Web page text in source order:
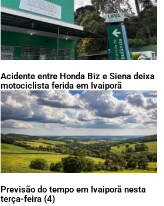
Acidente entre Honda Biz e Siena deixa
motociclista ferida em Ivaiporã
Previsão do tempo em Ivaiporã nesta
terça-feira (4)